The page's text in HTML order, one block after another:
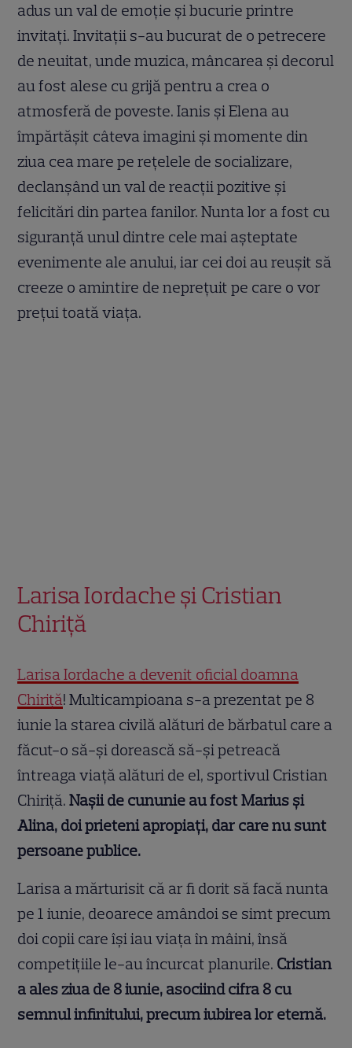
adus un val de emoție și bucurie printre
invitați. Invitații s-au bucurat de o petrecere
de neuitat, unde muzica, mâncarea și decorul
au fost alese cu grijă pentru a crea o
atmosferă de poveste. Ianis și Elena au
împărtășit câteva imagini și momente din
ziua cea mare pe rețelele de socializare,
declanșând un val de reacții pozitive și
felicitări din partea fanilor. Nunta lor a fost cu
siguranță unul dintre cele mai așteptate
evenimente ale anului, iar cei doi au reușit să
creeze o amintire de neprețuit pe care o vor
prețui toată viața.
Larisa Iordache și Cristian
Chiriță
Larisa Iordache a devenit oficial doamna
Chiriță! Multicampioana s-a prezentat pe 8
iunie la starea civilă alături de bărbatul care a
făcut-o să-și dorească să-și petreacă
întreaga viață alături de el, sportivul Cristian
Chiriță.Nașii de cununie au fost Marius și
Alina, doi prieteni apropiați, dar care nu sunt
persoane publice.
Larisa a mărturisit că ar fi dorit să facă nunta
pe 1 iunie, deoarece amândoi se simt precum
doi copii care își iau viața în mâini, însă
competițiile le-au încurcat planurile. Cristian
a ales ziua de 8 iunie, asociind cifra 8 cu
semnul infinitului, precum iubirea lor eternă.